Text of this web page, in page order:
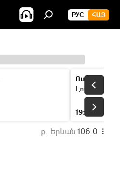
РУС ՀԱՅ
Ուղիղ եթեր
Լուրեր
19:00
ք. Երևան 106.0